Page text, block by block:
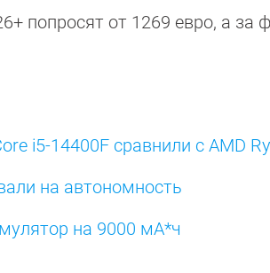
попросят от 1269 евро, а за
i5-14400F сравнили с AMD
на автономность
на 9000 мА*ч